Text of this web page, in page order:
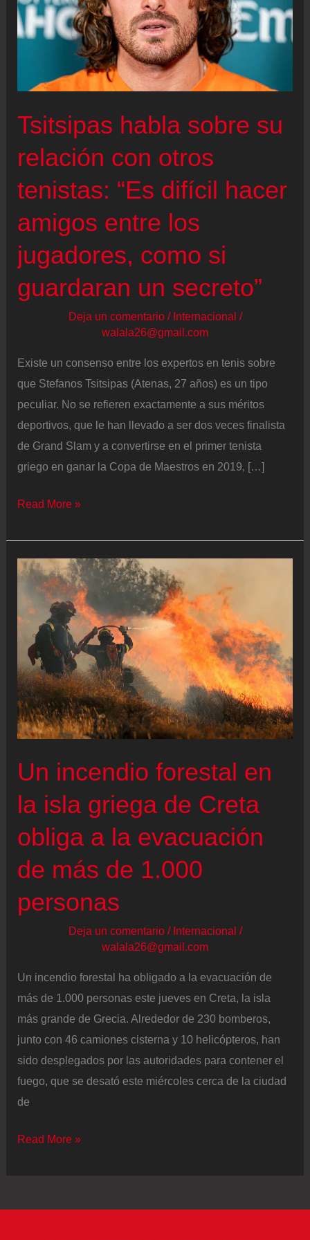
Tsitsipas habla sobre su
relación con otros
tenistas: “Es difícil hacer
amigos entre los
jugadores, como si
guardaran un secreto”
Deja un comentario / Internacional /
walala26@gmail.com
Existe un consenso entre los expertos en tenis sobre
que Stefanos Tsitsipas (Atenas, 27 años) es un tipo
peculiar. No se refieren exactamente a sus méritos
deportivos, que le han llevado a ser dos veces finalista
de Grand Slam y a convertirse en el primer tenista
griego en ganar la Copa de Maestros en 2019, […]
Tsitsipas
sobre
su
relación
con
otros
tenistas:
“Es
difícil
hacer
amigos
los
jugadores,
como
si
un
secreto”
Read More »
Un incendio forestal en
la isla griega de Creta
obliga a la evacuación
de más de 1.000
personas
Deja un comentario / Internacional /
walala26@gmail.com
Un incendio forestal ha obligado a la evacuación de
más de 1.000 personas este jueves en Creta, la isla
más grande de Grecia. Alrededor de 230 bomberos,
junto con 46 camiones cisterna y 10 helicópteros, han
sido desplegados por las autoridades para contener el
fuego, que se desató este miércoles cerca de la ciudad
de
Un
Read More »